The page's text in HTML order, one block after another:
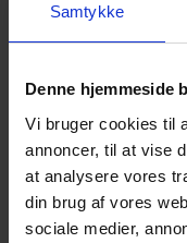
Samtykke
Denne hjemmeside
Vi bruger cookies til
annoncer, til at vise
at analysere vores
din brug af vores
sociale medier,
Den storetræterrasse
familiens foretrukne
omgivelser. En del af
Børnene kan more sig
kan udforske den
aftenen kan I samles
særlige stemning under